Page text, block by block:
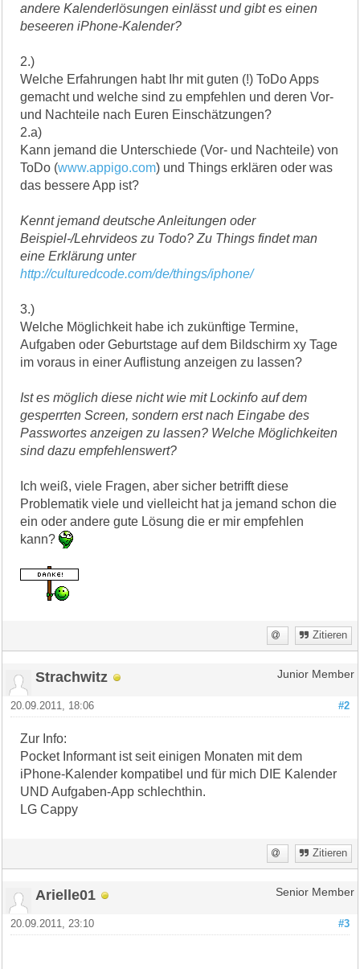
andere Kalenderlösungen einlässt und gibt es einen
beseeren iPhone-Kalender?
2.)
Welche Erfahrungen habt Ihr mit guten (!) ToDo Apps
gemacht und welche sind zu empfehlen und deren Vor-
und Nachteile nach Euren Einschätzungen?
2.a)
Kann jemand die Unterschiede (Vor- und Nachteile) von
ToDo (www.appigo.com) und Things erklären oder was
das bessere App ist?
Kennt jemand deutsche Anleitungen oder
Beispiel-/Lehrvideos zu Todo? Zu Things findet man
eine Erklärung unter
http://culturedcode.com/de/things/iphone/
3.)
Welche Möglichkeit habe ich zukünftige Termine,
Aufgaben oder Geburtstage auf dem Bildschirm xy Tage
im voraus in einer Auflistung anzeigen zu lassen?
Ist es möglich diese nicht wie mit Lockinfo auf dem
gesperrten Screen, sondern erst nach Eingabe des
Passwortes anzeigen zu lassen? Welche Möglichkeiten
sind dazu empfehlenswert?
Ich weiß, viele Fragen, aber sicher betrifft diese
Problematik viele und vielleicht hat ja jemand schon die
ein oder andere gute Lösung die er mir empfehlen
kann?
Zitieren
Strachwitz Junior Member
#2
20.09.2011, 18:06
Zur Info:
Pocket Informant ist seit einigen Monaten mit dem
iPhone-Kalender kompatibel und für mich DIE Kalender
UND Aufgaben-App schlechthin.
LG Cappy
Zitieren
Arielle01 Senior Member
#3
20.09.2011, 23:10